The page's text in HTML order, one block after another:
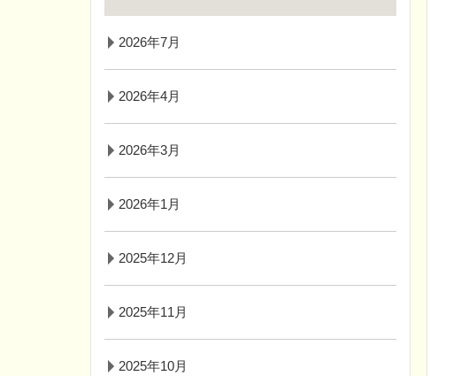
2026年7月
2026年4月
2026年3月
2026年1月
2025年12月
2025年11月
2025年10月